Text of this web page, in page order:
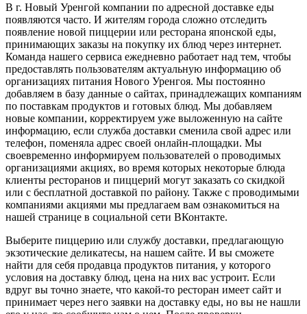
В г. Новый Уренгой компании по адресной доставке еды
появляются часто. И жителям города сложно отследить
появление новой пиццерии или ресторана японской еды,
принимающих заказы на покупку их блюд через интернет.
Команда нашего сервиса ежедневно работает над тем, чтобы
предоставлять пользователям актуальную информацию об
организациях питания Нового Уренгоя. Мы постоянно
добавляем в базу данные о сайтах, принадлежащих компаниям
по поставкам продуктов и готовых блюд. Мы добавляем
новые компании, корректируем уже выложенную на сайте
информацию, если служба доставки сменила свой адрес или
телефон, поменяла адрес своей онлайн-площадки. Мы
своевременно информируем пользователей о проводимых
организациями акциях, во время которых некоторые блюда
клиенты ресторанов и пиццерий могут заказать со скидкой
или с бесплатной доставкой по району. Также с проводимыми
компаниями акциями мы предлагаем вам ознакомиться на
нашей странице в социальной сети ВКонтакте.
Выберите пиццерию или службу доставки, предлагающую
экзотические деликатесы, на нашем сайте. И вы сможете
найти для себя продавца продуктов питания, у которого
условия на доставку блюд, цена на них вас устроит. Если
вдруг вы точно знаете, что какой-то ресторан имеет сайт и
принимает через него заявки на доставку еды, но вы не нашли